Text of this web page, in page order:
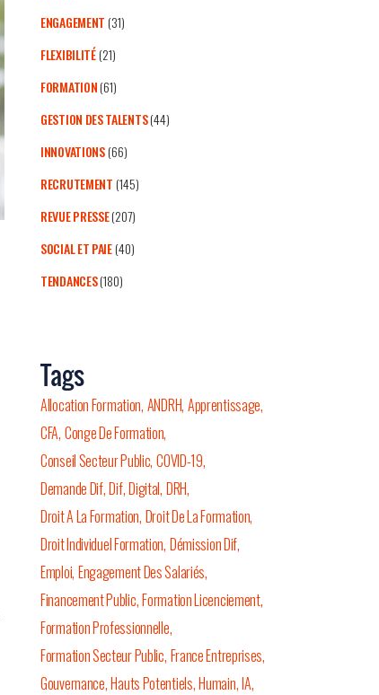
ENGAGEMENT(31)
FLEXIBILITÉ(21)
FORMATION(61)
GESTION DES TALENTS(44)
INNOVATIONS(66)
RECRUTEMENT(145)
REVUE PRESSE(207)
SOCIAL ET PAIE(40)
TENDANCES(180)
Tags
Allocation Formation ANDRH Apprentissage
CFA Conge De Formation
Conseil Secteur Public COVID-19
Demande Dif Dif Digital DRH
Droit A La Formation Droit De La Formation
Droit Individuel Formation Démission Dif
Emploi Engagement Des Salariés
Financement Public Formation Licenciement
Formation Professionnelle
Formation Secteur Public France Entreprises
Gouvernance Hauts Potentiels Humain IA